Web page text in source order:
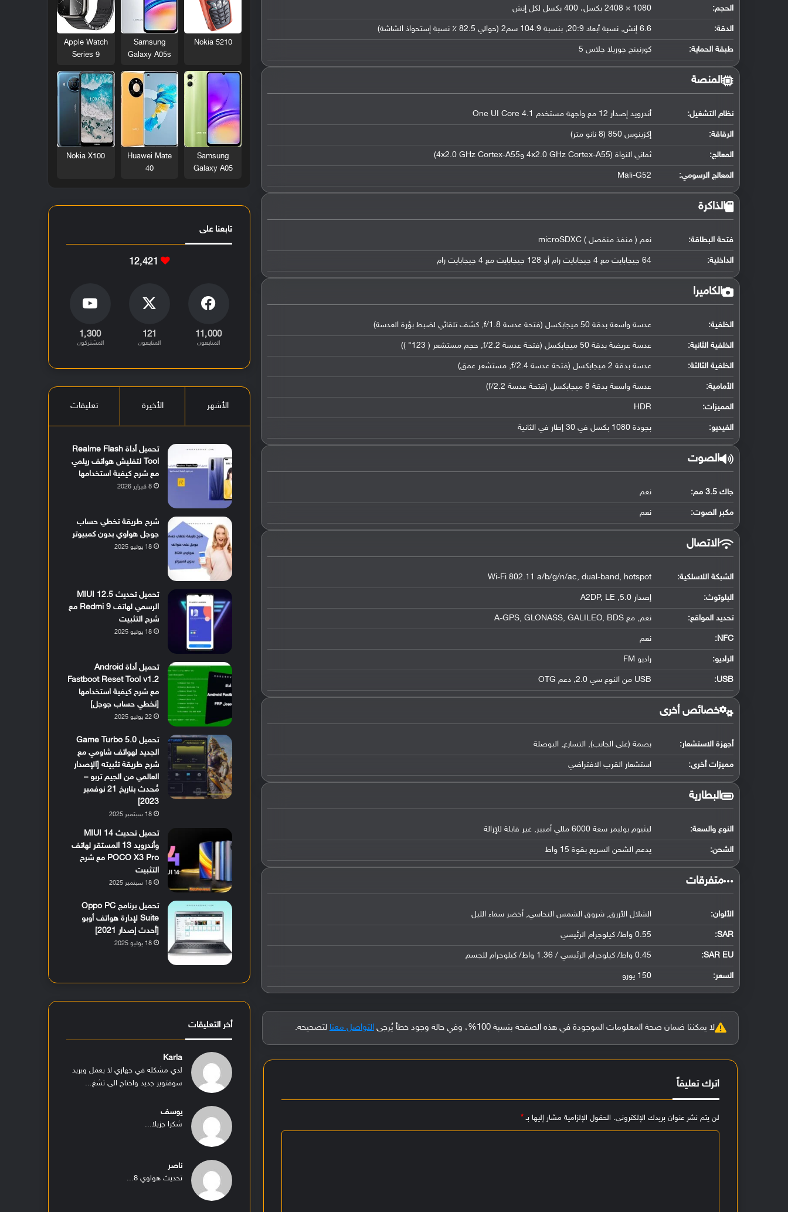
الحجم: 1080 × 2408 بكسل، 400 بكسل لكل إنش
الدقة: 6.6 إنش, نسبة أبعاد 20:9, بنسبة 104.9 سم2 (حوالي 82.5 ٪ نسبة إستحواذ الشاشة)
طبقة الحماية: كورنينج جوريلا جلاس 5
المنصة
نظام التشغيل: أندرويد إصدار 12 مع واجهة مستخدم One UI Core 4.1
الرقاقة: إكزينوس 850 (8 نانو متر)
المعالج: ثماني النواة (4x2.0 GHz Cortex-A55 و4x2.0 GHz Cortex-A55)
المعالج الرسومي:
Mali-G52
الذاكرة
فتحة البطاقة: نعم ( منفذ منفصل ) microSDXC
الداخلية: 64 جيجابايت مع 4 جيجابايت رام أو 128 جيجابايت مع 4 جيجابايت رام
الكاميرا
الخلفية: عدسة واسعة بدقة 50 ميجابكسل (فتحة عدسة f/1.8, كشف تلقائي لضبط بؤرة العدسة)
الخلفية الثانية: عدسة عريضة بدقة 50 ميجابكسل (فتحة عدسة f/2.2, حجم مستشعر ( 123° ))
الخلفية الثالثة: عدسة بدقة 2 ميجابكسل (فتحة عدسة f/2.4, مستشعر عمق)
الأمامية: عدسة واسعة بدقة 8 ميجابكسل (فتحة عدسة f/2.2)
المميزات: HDR
الفيديو: بجودة 1080 بكسل في 30 إطار في الثانية
الصوت
جاك 3.5 مم: نعم
مكبر الصوت: نعم
الاتصال
الشبكة اللاسلكية: Wi-Fi 802.11 a/b/g/n/ac, dual-band, hotspot
البلوتوث: إصدار 5.0, A2DP, LE
تحديد المواقع: نعم, مع A-GPS, GLONASS, GALILEO, BDS
NFC
: نعم
الراديو: راديو FM
USB
: USB من النوع سي 2.0, دعم OTG
خصائص أخرى
أجهزة الاستشعار: بصمة (على الجانب), التسارع, البوصلة
مميزات أخرى: استشعار القرب الافتراضي
البطارية
النوع والسعة: ليثيوم بوليمر سعة 6000 مللي أمبير, غير قابلة للإزالة
الشحن: يدعم الشحن السريع بقوة 15 واط
‏متفرقات‏
الألوان: الشلال الأزرق, شروق الشمس النحاسي, أخضر سماء الليل
SAR
: 0.55 واط/ كيلوجرام الرئيسي
SAR EU: 0.45 واط/ كيلوجرام الرئيسي / 1.36 واط/ كيلوجرام للجسم
السعر: 150 يورو
لا يمكننا ضمان صحة المعلومات الموجودة في هذه الصفحة بنسبة 100%، وفي حالة وجود خطأ يُرجى التواصل معنا لتصحيحه.
اترك تعليقاً
لن يتم نشر عنوان بريدك الإلكتروني. الحقول الإلزامية مشار إليها بـ*
Nokia 5210
Samsung
Galaxy A05s
Apple Watch
Series 9
Samsung
Galaxy A05
Huawei Mate
40
Nokia X100
تابعنا على
12٬421
11٬000
المتابعون
121
المتابعون
1٬300
المشتركون
الأشهر الأخيرة تعليقات
تحميل أداة Realme Flash
Tool لتفليش هواتف ريلمي
مع شرح كيفية استخدامها
8 فبراير 2026
شرح طريقة تخطي حساب
جوجل هواوي بدون كمبيوتر
18 يوليو 2025
تحميل تحديث MIUI 12.5
الرسمي لهاتف Redmi 9 مع
شرح التثبيت
18 يوليو 2025
تحميل أداة Android
Fastboot Reset Tool v1.2
مع شرح كيفية استخدامها
[تخطي حساب جوجل]
22 يوليو 2025
تحميل Game Turbo 5.0
الجديد لهواتف شاومي مع
شرح طريقة تثبيته [الإصدار
العالمي من الجيم تربو –
مُحدث بتاريخ 21 نوفمبر
2023]
18 سبتمبر 2025
تحميل تحديث MIUI 14
وأندرويد 13 المستقر لهاتف
POCO X3 Pro مع شرح
التثبيت
18 سبتمبر 2025
تحميل برنامج Oppo PC
Suite لإدارة هواتف أوبو
[أحدث إصدار 2021]
18 يوليو 2025
أخر التعليقات
Karla
لدي مشكله في جهازي لا يعمل ويريد
سوفتوير جديد واحتاج الى تشغ...
يوسف
شكرا جزيلا...
ناصر
تحديث هواوي 8...